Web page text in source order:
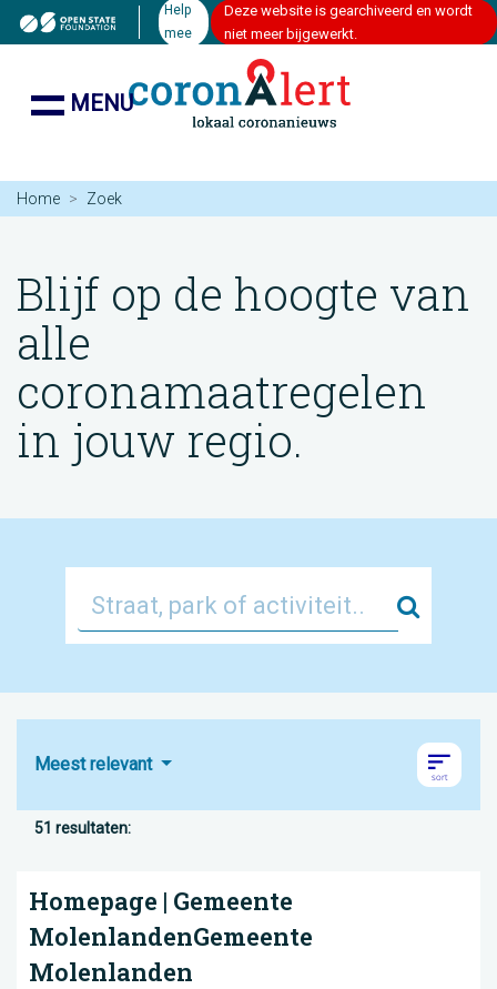
Help
mee
Deze website is gearchiveerd en wordt
niet meer bijgewerkt.
MENU
Home Zoek
Blijf op de hoogte van
alle
coronamaatregelen
in jouw regio.
Zoek
Meest relevant
51 resultaten:
Homepage | Gemeente
MolenlandenGemeente
Molenlanden